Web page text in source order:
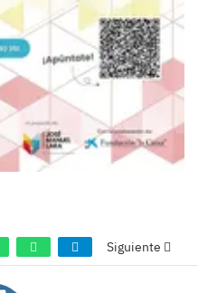
Siguiente